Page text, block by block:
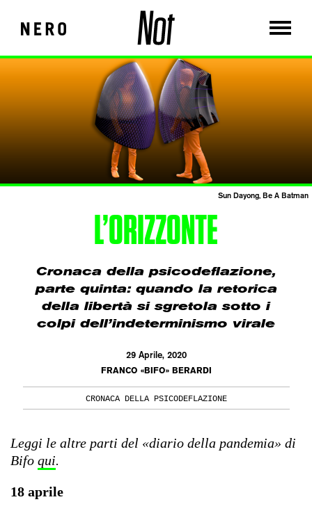
Sun Dayong, Be A Batman
L’ORIZZONTE
Cronaca della psicodeflazione,
parte quinta: quando la retorica
della libertà si sgretola sotto i
colpi dell’indeterminismo virale
29 Aprile, 2020
FRANCO «BIFO» BERARDI
CRONACA DELLA PSICODEFLAZIONE
Leggi le altre parti del «diario della pandemia» di
Bifo qui.
18 aprile